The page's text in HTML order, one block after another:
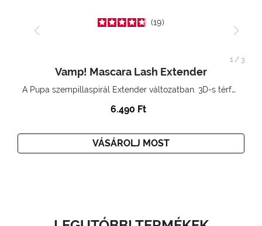
19
Vamp! Mascara Lash Extender
A Pupa szempillaspirál Extender változatban. 3D-s térfogatnövelő hatás. Hihetetlenül hosszú és göndör szempillák
6.490 Ft
VÁSÁROLJ MOST
1 / 3